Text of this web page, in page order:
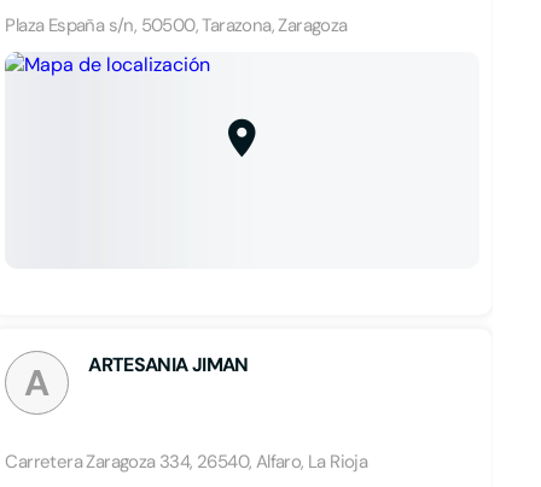
Plaza España s/n, 50500, Tarazona, Zaragoza
A ARTESANIA JIMAN
Carretera Zaragoza 334, 26540, Alfaro, La Rioja